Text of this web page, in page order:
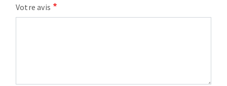
Votre avis